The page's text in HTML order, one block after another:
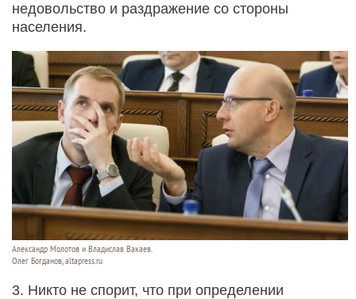
недовольство и раздражение со стороны
населения.
Александр Молотов и Владислав Вакаев.
Олег Богданов, altapress.ru
3. Никто не спорит, что при определении